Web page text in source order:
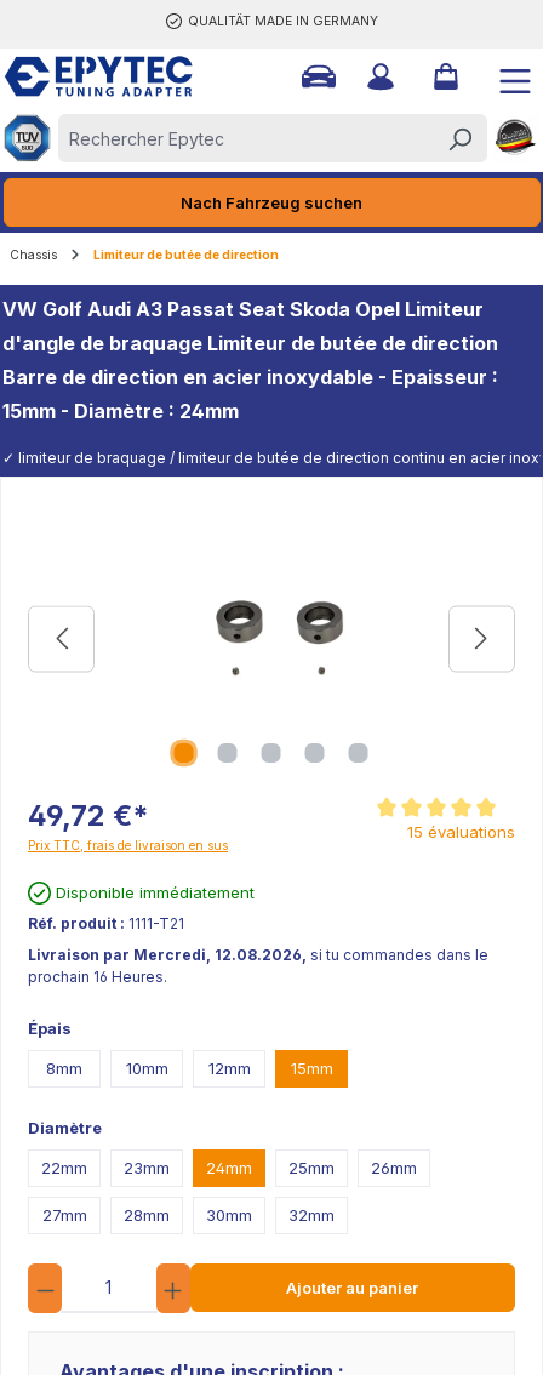
QUALITÄT MADE IN GERMANY
Nach Fahrzeug suchen
Chassis Limiteur de butée de direction
VW Golf Audi A3 Passat Seat Skoda Opel Limiteur
d'angle de braquage Limiteur de butée de direction
Barre de direction en acier inoxydable - Epaisseur :
15mm - Diamètre : 24mm
✓ limiteur de braquage / limiteur de butée de direction continu en acier
49,72 €*
Prix TTC, frais de livraison en sus
Note moyenne de 5
15 évaluations
Disponible immédiatement
Réf. produit : 1111-T21
Livraison par Mercredi, 12.08.2026, si tu commandes dans le
prochain 16 Heures.
Épais
8mm 10mm 12mm 15mm
Diamètre
22mm 23mm 24mm 25mm 26mm
27mm 28mm 30mm 32mm
Quantité
Ajouter au panier